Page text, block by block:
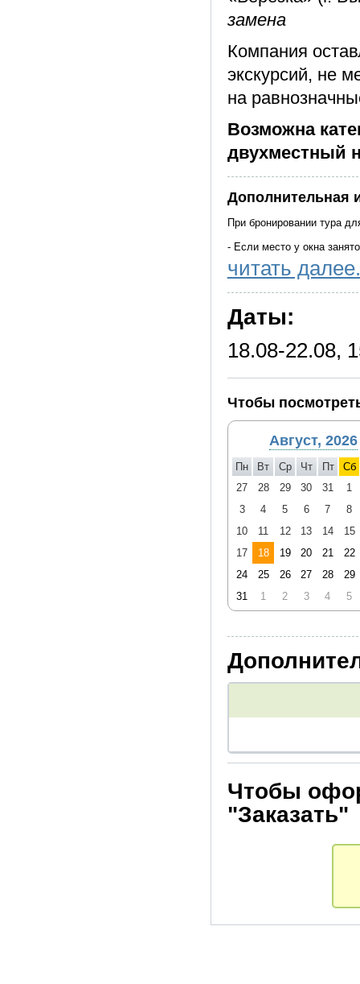
замена
Компания
экскурсий, не
на
Возможна
двухместный
Дополнительная
При бронировании тура
- Если место у окна
- Сажать одиночного
- Допускается посадка
свободной пары кресел;
кресел рядом с
При бронировании тура
Внимание! Фотографии
фотограф Липецких
читать
Даты:
18.08-22.08,
Чтобы
Август, 2026
Пн Вт Ср Чт Пт
Сб
27
28 29 30 31
1
3
4 5 6 7
8
10
11 12 13 14
15
17
18 19 20 21
22
24
25 26 27 28
29
31
1 2 3 4 5
Чтобы
"Заказать"